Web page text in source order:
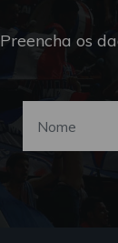
Preencha os